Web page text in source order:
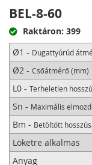
BEL-8-60
Raktáron: 399
Ø1 - Dugattyúrúd
Ø2 - Csőátmérő (mm)
L0 - Terheletlen
Sn - Maximális
Bm - Betöltött
Löketre alkalmas
Anyag